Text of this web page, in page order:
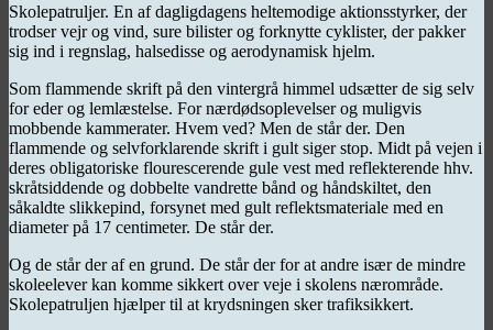
Skolepatruljer. En af dagligdagens heltemodige aktionsstyrker, der
trodser vejr og vind, sure bilister og forknytte cyklister, der pakker
sig ind i regnslag, halsedisse og aerodynamisk hjelm.
Som flammende skrift på den vintergrå himmel udsætter de sig selv
for eder og lemlæstelse. For nærdødsoplevelser og muligvis
mobbende kammerater. Hvem ved? Men de står der. Den
flammende og selvforklarende skrift i gult siger stop. Midt på vejen i
deres obligatoriske flourescerende gule vest med reflekterende hhv.
skråtsiddende og dobbelte vandrette bånd og håndskiltet, den
såkaldte slikkepind, forsynet med gult reflektsmateriale med en
diameter på 17 centimeter. De står der.
Og de står der af en grund. De står der for at andre især de mindre
skoleelever kan komme sikkert over veje i skolens nærområde.
Skolepatruljen hjælper til at krydsningen sker trafiksikkert.